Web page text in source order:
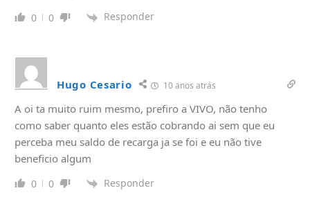
0 0 Responder
Hugo Cesario 10 anos atrás
A oi ta muito ruim mesmo, prefiro a VIVO, não tenho
como saber quanto eles estão cobrando ai sem que eu
perceba meu saldo de recarga ja se foi e eu não tive
beneficio algum
0 0 Responder